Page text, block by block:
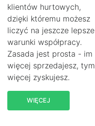
klientów hurtowych,
dzięki któremu możesz
liczyć na jeszcze lepsze
warunki współpracy.
Zasada jest prosta - im
więcej sprzedajesz, tym
więcej zyskujesz.
WIĘCEJ